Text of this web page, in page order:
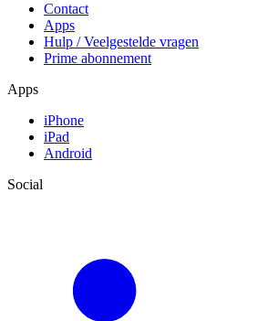
Contact
Apps
Hulp / Veelgestelde vragen
Prime abonnement
Apps
iPhone
iPad
Android
Social